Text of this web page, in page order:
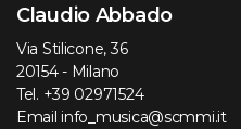
Claudio Abbado
Via Stilicone, 36
20154 - Milano
Tel. +39 02971524
Email info_musica@scmmi.it